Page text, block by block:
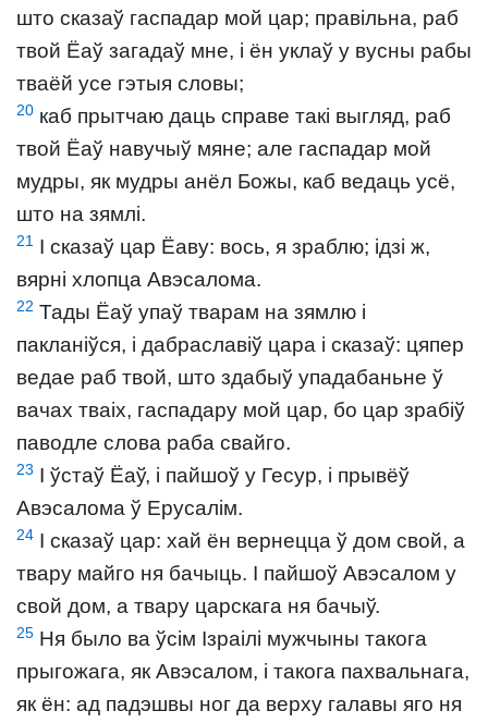
што сказаў гаспадар мой цар; правільна, раб
твой Ёаў загадаў мне, і ён уклаў у вусны рабы
тваёй усе гэтыя словы;
20 каб прытчаю даць справе такі выгляд, раб
твой Ёаў навучыў мяне; але гаспадар мой
мудры, як мудры анёл Божы, каб ведаць усё,
што на зямлі.
21 І сказаў цар Ёаву: вось, я зраблю; ідзі ж,
вярні хлопца Авэсалома.
22 Тады Ёаў упаў тварам на зямлю і
пакланіўся, і дабраславіў цара і сказаў: цяпер
ведае раб твой, што здабыў упадабаньне ў
вачах тваіх, гаспадару мой цар, бо цар зрабіў
паводле слова раба свайго.
23 І ўстаў Ёаў, і пайшоў у Гесур, і прывёў
Авэсалома ў Ерусалім.
24 І сказаў цар: хай ён вернецца ў дом свой, а
твару майго ня бачыць. І пайшоў Авэсалом у
свой дом, а твару царскага ня бачыў.
25 Ня было ва ўсім Ізраілі мужчыны такога
прыгожага, як Авэсалом, і такога пахвальнага,
як ён: ад падэшвы ног да верху галавы яго ня